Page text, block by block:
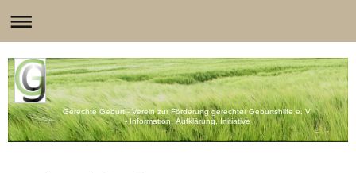
Gerechte Geburt - Verein zur Förderung gerechter Geburtshilfe e. V.
- Information, Aufklärung, Initiative